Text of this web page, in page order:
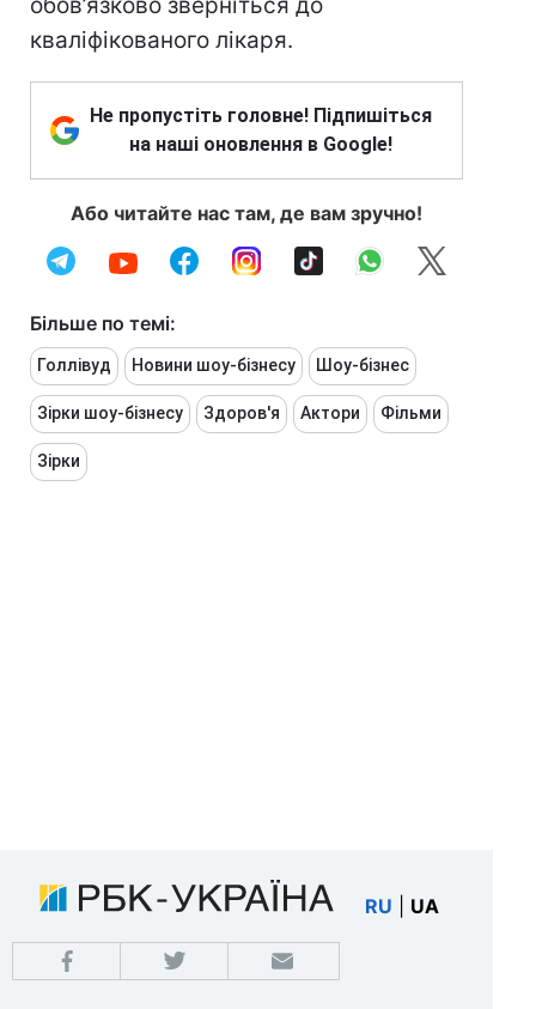
обов’язково зверніться до
кваліфікованого лікаря.
Не пропустіть головне! Підпишіться
на наші оновлення в Google!
Або читайте нас там, де вам зручно!
Більше по темі:
Голлівуд Новини шоу-бізнесу Шоу-бізнес
Зірки шоу-бізнесу Здоров'я Актори Фільми
Зірки
RU UA